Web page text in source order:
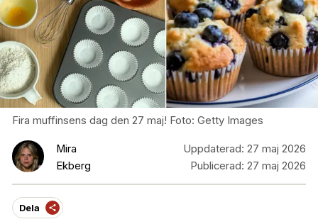
Fira muffinsens dag den 27 maj! Foto: Getty Images
Mira
Ekberg
Uppdaterad: 27 maj 2026
Publicerad: 27 maj 2026
Dela